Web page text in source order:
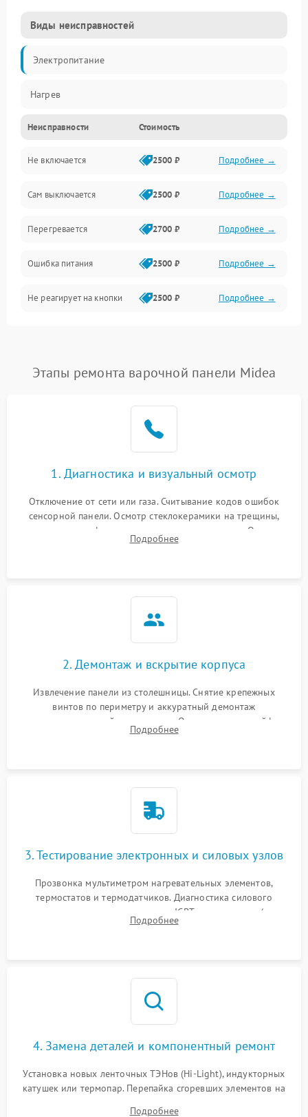
Виды неисправностей
Электропитание
Нагрев
Неисправности Стоимость
Не включается 2500 ₽ Подробнее →
Сам выключается 2500 ₽ Подробнее →
Перегревается 2700 ₽ Подробнее →
Ошибка питания 2500 ₽ Подробнее →
Не реагирует на кнопки 2500 ₽ Подробнее →
Этапы ремонта варочной панели Midea
1. Диагностика и визуальный осмотр
Отключение от сети или газа. Считывание кодов ошибок
сенсорной панели. Осмотр стеклокерамики на трещины,
проверка конфорок на равномерность нагрева. Опрос
клиента о симптомах (не включается, не видит посуду,
Подробнее
2. Демонтаж и вскрытие корпуса
Извлечение панели из столешницы. Снятие крепежных
винтов по периметру и аккуратный демонтаж
стеклокерамической поверхности. Отсоединение шлейфов
сенсорного блока для доступа к силовым платам, катушкам
Подробнее
3. Тестирование электронных и силовых узлов
Прозвонка мультиметром нагревательных элементов,
термостатов и термодатчиков. Диагностика силового
модуля, реле, диодных мостов и IGBT-транзисторов (для
индукции). Проверка кранов и газ-контроля (для газовых
Подробнее
4. Замена деталей и компонентный ремонт
Установка новых ленточных ТЭНов (Hi-Light), индукторных
катушек или термопар. Перепайка сгоревших элементов на
Подробнее